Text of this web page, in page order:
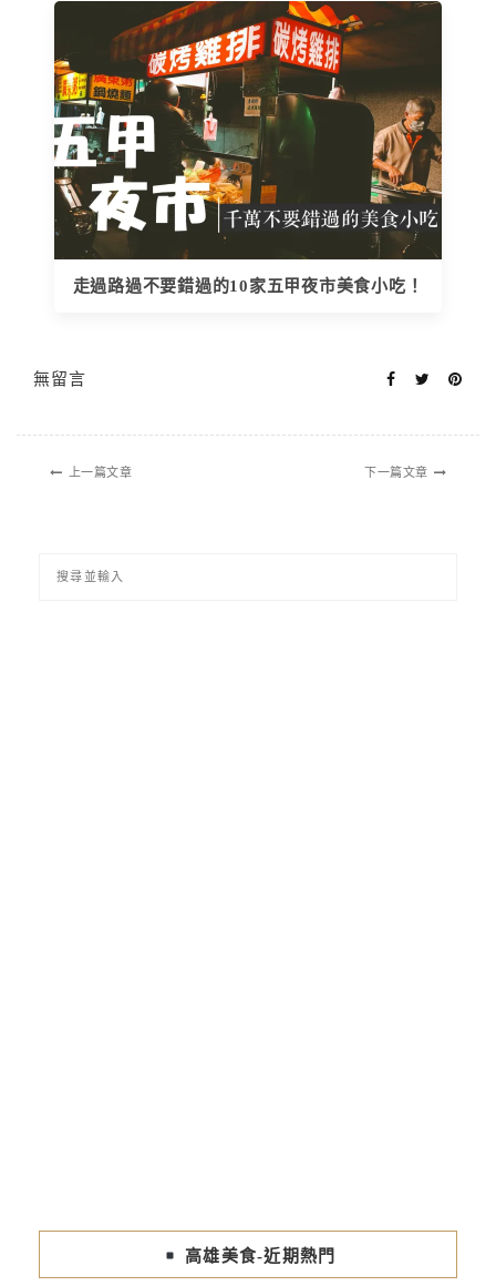
走過路過不要錯過的10家五甲夜市美食小吃！
無留言
上一篇文章 下一篇文章
高雄美食-近期熱門